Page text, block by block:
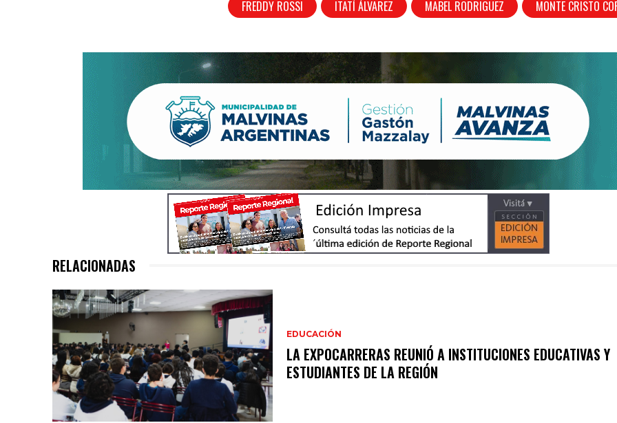
FREDDY ROSSI
ITATÍ ÁLVAREZ MABEL RODRIGUEZ MONTE CRISTO
RELACIONADAS
EDUCACIÓN
LA EXPOCARRERAS REUNIÓ A INSTITUCIONES EDUCATIVAS Y
ESTUDIANTES DE LA REGIÓN